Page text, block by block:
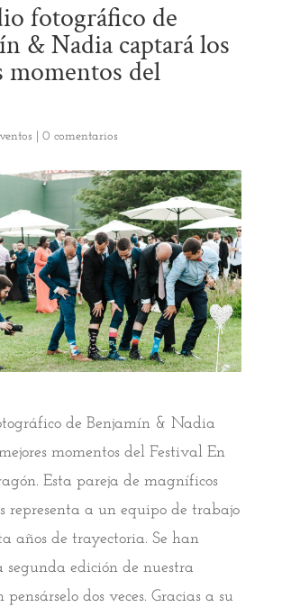
fotográfico de
& Nadia captará los
momentos del
0 comentarios
de Benjamín & Nadia
momentos del Festival En
Esta pareja de magníficos
representa a un equipo de trabajo
años de trayectoria. Se han
segunda edición de nuestra
dos veces. Gracias a su